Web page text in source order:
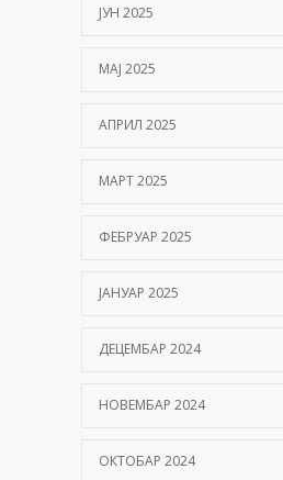
ЈУН 2025
МАЈ 2025
АПРИЛ 2025
МАРТ 2025
ФЕБРУАР 2025
ЈАНУАР 2025
ДЕЦЕМБАР 2024
НОВЕМБАР 2024
ОКТОБАР 2024